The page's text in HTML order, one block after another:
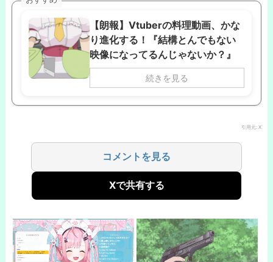
【朗報】Vtuberの料理動画、かな
り進化する！『結構とんでもない
映像になってるんじゃないか？』
続きを見る
引用元: X
コメントを見る
Xで共有する